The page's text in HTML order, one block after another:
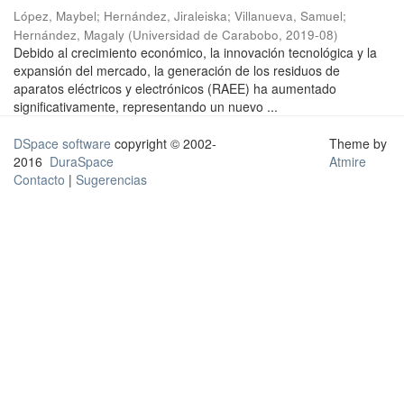
López, Maybel; Hernández, Jiraleiska; Villanueva, Samuel;
Hernández, Magaly (Universidad de Carabobo, 2019-08)
Debido al crecimiento económico, la innovación tecnológica y la
expansión del mercado, la generación de los residuos de
aparatos eléctricos y electrónicos (RAEE) ha aumentado
significativamente, representando un nuevo ...
DSpace software copyright © 2002-
2016 DuraSpace
Contacto | Sugerencias
Theme by
Atmire